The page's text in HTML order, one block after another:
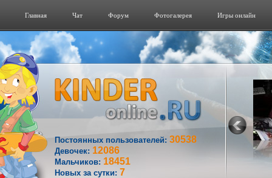
Главная Чат Форум Фотогалерeя Игры онлайн
Постоянных пользователей: 30538
Девочек: 12086
Мальчиков: 18451
Новых за сутки: 7